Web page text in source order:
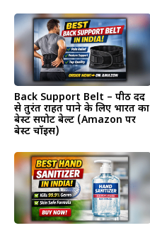
Back Support Belt – पीठ दर्द
से तुरंत राहत पाने के लिए भारत का
बेस्ट सपोर्ट बेल्ट (Amazon पर
बेस्ट चॉइस)